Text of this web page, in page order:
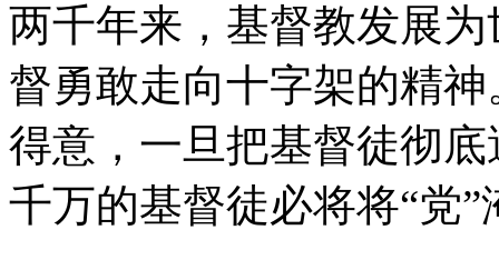
两千年来，基督教发展
督勇敢走向十字架的精
得意，一旦把基督徒彻
千万的基督徒必将将“党”